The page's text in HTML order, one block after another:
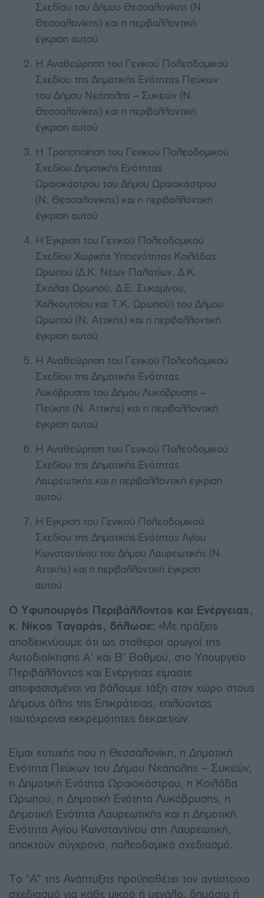
Σχεδίου του Δήμου Θεσσαλονίκης (Ν.
Θεσσαλονίκης) και η περιβαλλοντική
έγκριση αυτού
Η Αναθεώρηση του Γενικού Πολεοδομικού
Σχεδίου της Δημοτικής Ενότητας Πεύκων
του Δήμου Νεάπολης – Συκεών (Ν.
Θεσσαλονίκης) και η περιβαλλοντική
έγκριση αυτού
Η Τροποποίηση του Γενικού Πολεοδομικού
Σχεδίου Δημοτικής Ενότητας
Ωραιοκάστρου του Δήμου Ωραιοκάστρου
(Ν. Θεσσαλονίκης) και η περιβαλλοντική
έγκριση αυτού
Η Έγκριση του Γενικού Πολεοδομικού
Σχεδίου Χωρικής Υποενότητας Κοιλάδας
Ωρωπού (Δ.Κ. Νέων Παλατίων, Δ.Κ.
Σκάλας Ωρωπού, Δ.Ε. Συκαμίνου,
Χαλκουτσίου και Τ.Κ. Ωρωπού) του Δήμου
Ωρωπού (Ν. Αττικής) και η περιβαλλοντική
έγκριση αυτού
Η Αναθεώρηση του Γενικού Πολεοδομικού
Σχεδίου της Δημοτικής Ενότητας
Λυκόβρυσης του Δήμου Λυκόβρυσης –
Πεύκης (Ν. Αττικής) και η περιβαλλοντική
έγκριση αυτού
Η Αναθεώρηση του Γενικού Πολεοδομικού
Σχεδίου της Δημοτικής Ενότητας
Λαυρεωτικής και η περιβαλλοντική έγκριση
αυτού
Η Έγκριση του Γενικού Πολεοδομικού
Σχεδίου της Δημοτικής Ενότητας Αγίου
Κωνσταντίνου του Δήμου Λαυρεωτικής (Ν.
Αττικής) και η περιβαλλοντική έγκριση
αυτού
Ο Υφυπουργός Περιβάλλοντος και Ενέργειας,
κ. Νίκος Ταγαράς, δήλωσε: «Με πράξεις
αποδεικνύουμε ότι ως σταθεροί αρωγοί της
Αυτοδιοίκησης Α’ και Β’ Βαθμού, στο Υπουργείο
Περιβάλλοντος και Ενέργειας είμαστε
αποφασισμένοι να βάλουμε τάξη στον χώρο στους
Δήμους όλης της Επικράτειας, επιλύοντας
ταυτόχρονα εκκρεμότητες δεκαετιών.
Είμαι ευτυχής που η Θεσσαλονίκη, η Δημοτική
Ενότητα Πεύκων του Δήμου Νεάπολης – Συκεών,
η Δημοτική Ενότητα Ωραιοκάστρου, η Κοιλάδα
Ωρωπού, η Δημοτική Ενότητα Λυκόβρυσης, η
Δημοτική Ενότητα Λαυρεωτικής και η Δημοτική
Ενότητα Αγίου Κωνσταντίνου στη Λαυρεωτική,
αποκτούν σύγχρονο, πολεοδομικό σχεδιασμό.
Το “Α” της Ανάπτυξης προϋποθέτει τον αντίστοιχο
σχεδιασμό για κάθε μικρό ή μεγάλο, δημόσιο ή